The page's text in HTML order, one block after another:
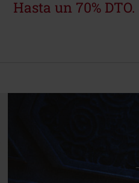
Hasta un 70%